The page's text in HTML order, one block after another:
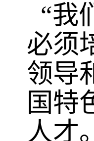
“我
必须
领导
国特
人才